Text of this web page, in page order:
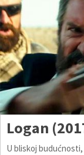
Logan
U bliskoj